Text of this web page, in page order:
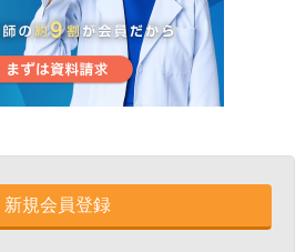
新規会員登録